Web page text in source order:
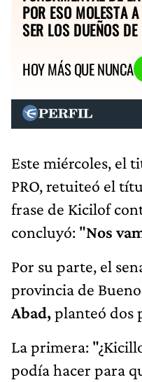
POR ESO MOLESTA
SER LOS DUEÑOS
HOY MÁS QUE NUNCA
Este miércoles, el
PRO, retuiteó el
frase de Kicilof
concluyó: "Nos
Por su parte, el
provincia de
Abad,planteó dos
La primera:
podía hacer para